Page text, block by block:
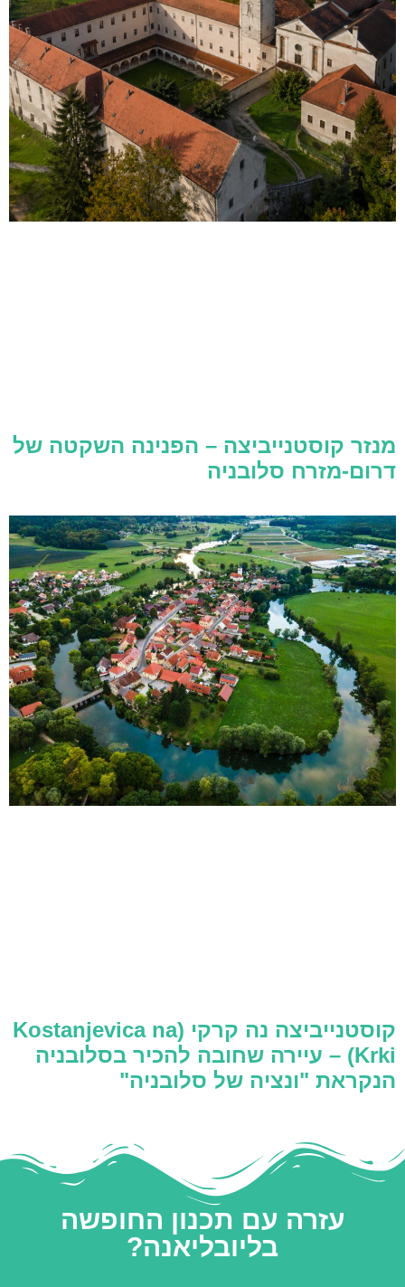
מנזר קוסטנייביצה – הפנינה השקטה של
דרום-מזרח סלובניה
קוסטנייביצה נה קרקי (Kostanjevica na
Krki) – עיירה שחובה להכיר בסלובניה
הנקראת "ונציה של סלובניה"
עזרה עם תכנון החופשה
בליובליאנה?